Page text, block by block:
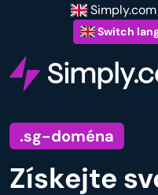
Switch
.sg-doména
Získejte